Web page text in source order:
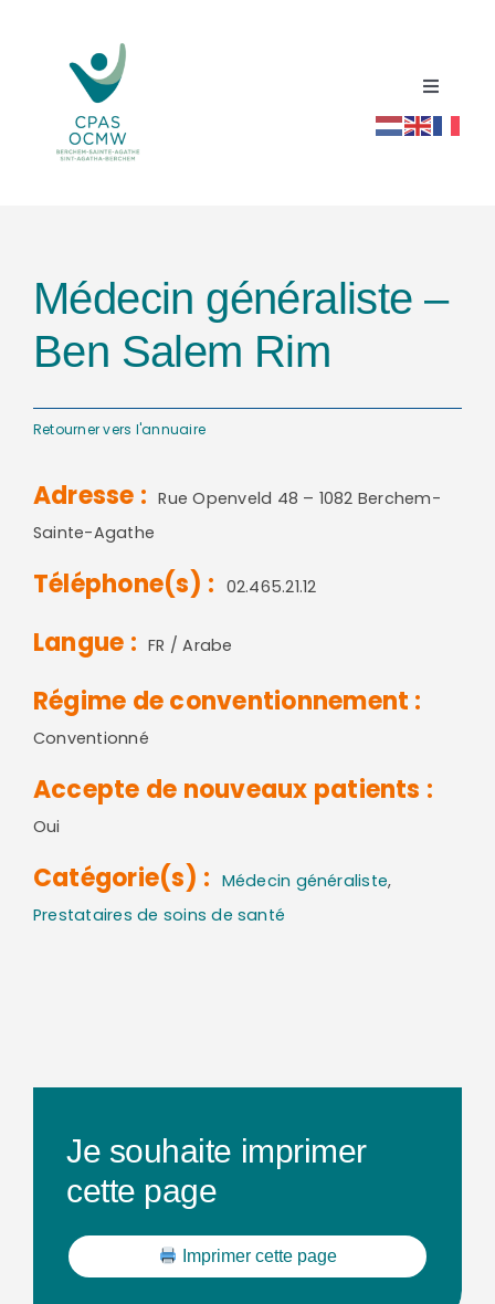
contenu
Toggle
Accueil
Actualités
Ressources
Contact
Médecin généraliste –
Ben Salem Rim
Retourner vers l'annuaire
Adresse : Rue Openveld 48 – 1082 Berchem-
Sainte-Agathe
Téléphone(s) : 02.465.21.12
Langue : FR / Arabe
Régime de conventionnement :
Conventionné
Accepte de nouveaux patients :
Oui
Catégorie(s) : Médecin généraliste,
Prestataires de soins de santé
Je souhaite imprimer
cette page
Imprimer cette page